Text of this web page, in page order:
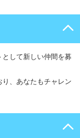
して新しい仲間を募
、あなたもチャレン